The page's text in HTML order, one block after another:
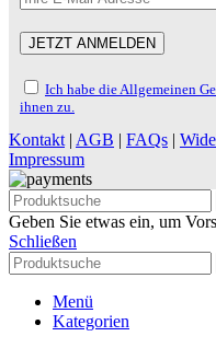
Ich habe die Allgemeinen
ihnen zu.
Kontakt| AGB FAQs
Impressum
Geben Sie etwas ein, um
Schließen
Menü
Kategorien